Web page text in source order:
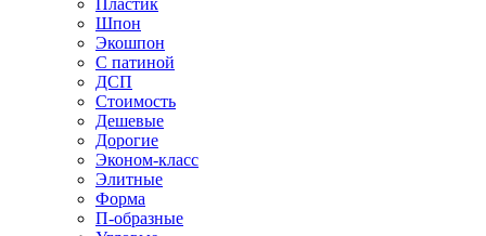
Пластик
Шпон
Экошпон
С патиной
ДСП
Стоимость
Дешевые
Дорогие
Эконом-класс
Элитные
Форма
П-образные